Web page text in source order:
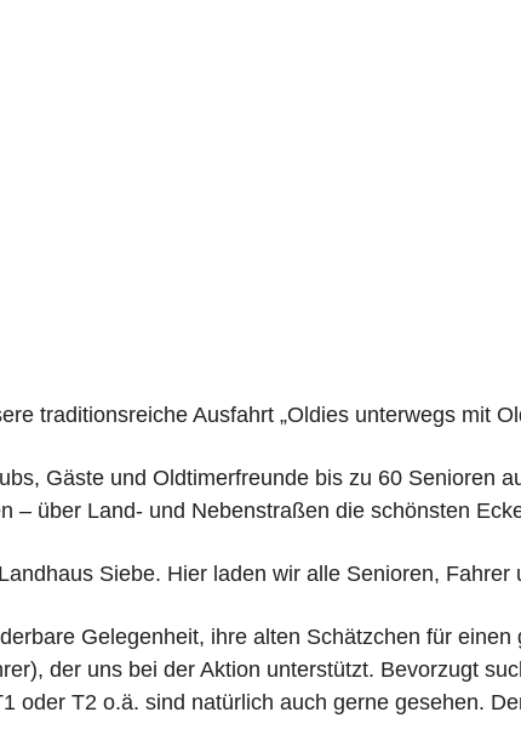
traditionsreiche Ausfahrt „Oldies unterwegs mit
Gäste und Oldtimerfreunde bis zu 60 Senioren
– über Land- und Nebenstraßen die schönsten
Siebe. Hier laden wir alle Senioren,
Gelegenheit, ihre alten Schätzchen für
der uns bei der Aktion unterstützt. Bevorzugt
oder T2 o.ä. sind natürlich auch gerne gesehen.